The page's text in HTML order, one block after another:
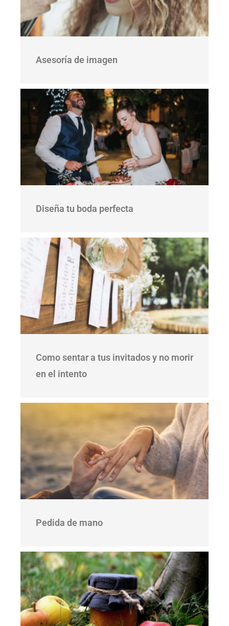
Asesoría de imagen
Diseña tu boda perfecta
Como sentar a tus invitados y no morir
en el intento
Pedida de mano